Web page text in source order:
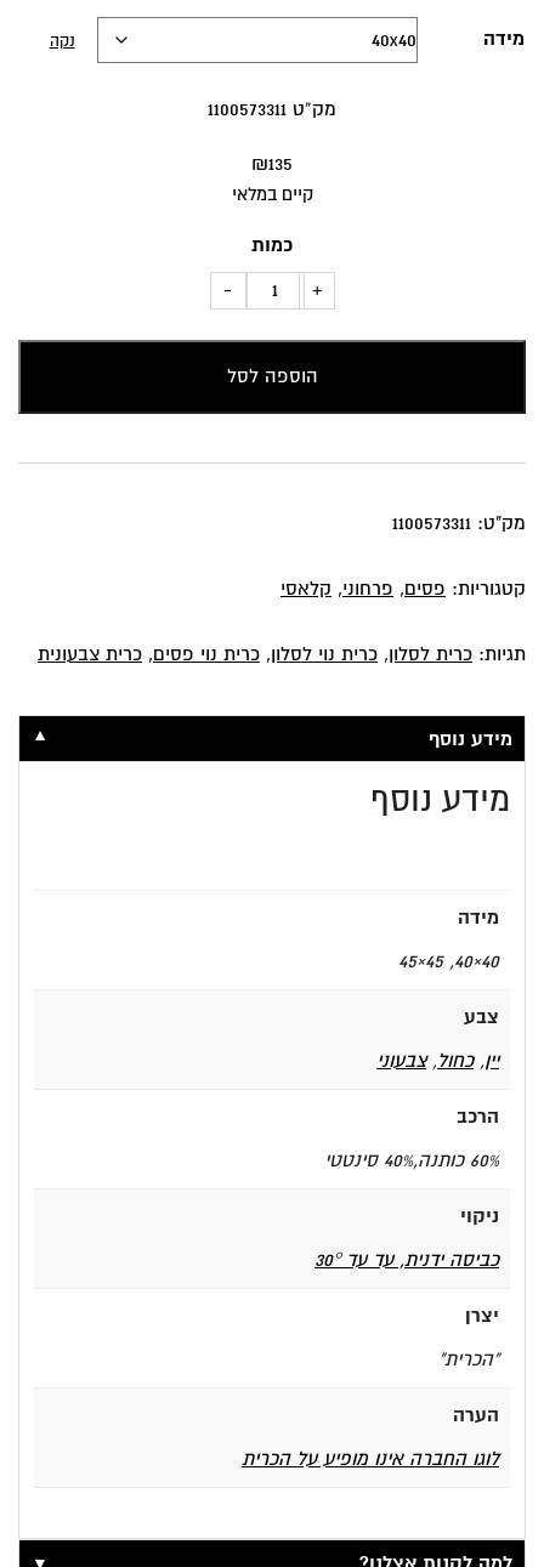
מידה נקה
מק”ט 1100573311
₪135
קיים במלאי
כמות
+
כמות
נוי
פרחים
-
הוספה לסל
מק"ט: 1100573311
קטגוריות: פסים, פרחוני, קלאסי
תגיות: כרית לסלון, כרית נוי לסלון, כרית נוי פסים, כרית צבעונית
מידע נוסף ▼
מידע נוסף
מידה
40×40, 45×45
צבע
יין,כחול,צבעוני
הרכב
60% כותנה,40% סינטטי
ניקוי
כביסה ידנית, עד עד 30°
יצרן
"הכרית"
הערה
לוגו החברה אינו מופיע על הכרית